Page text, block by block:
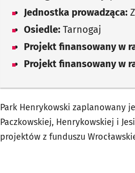
Jednostka prowadząca:
Osiedle: Tarnogaj
Projekt finansowany w
Projekt finansowany w
Park Henrykowski zaplanowany
Paczkowskiej, Henrykowskiej i
projektów z funduszu